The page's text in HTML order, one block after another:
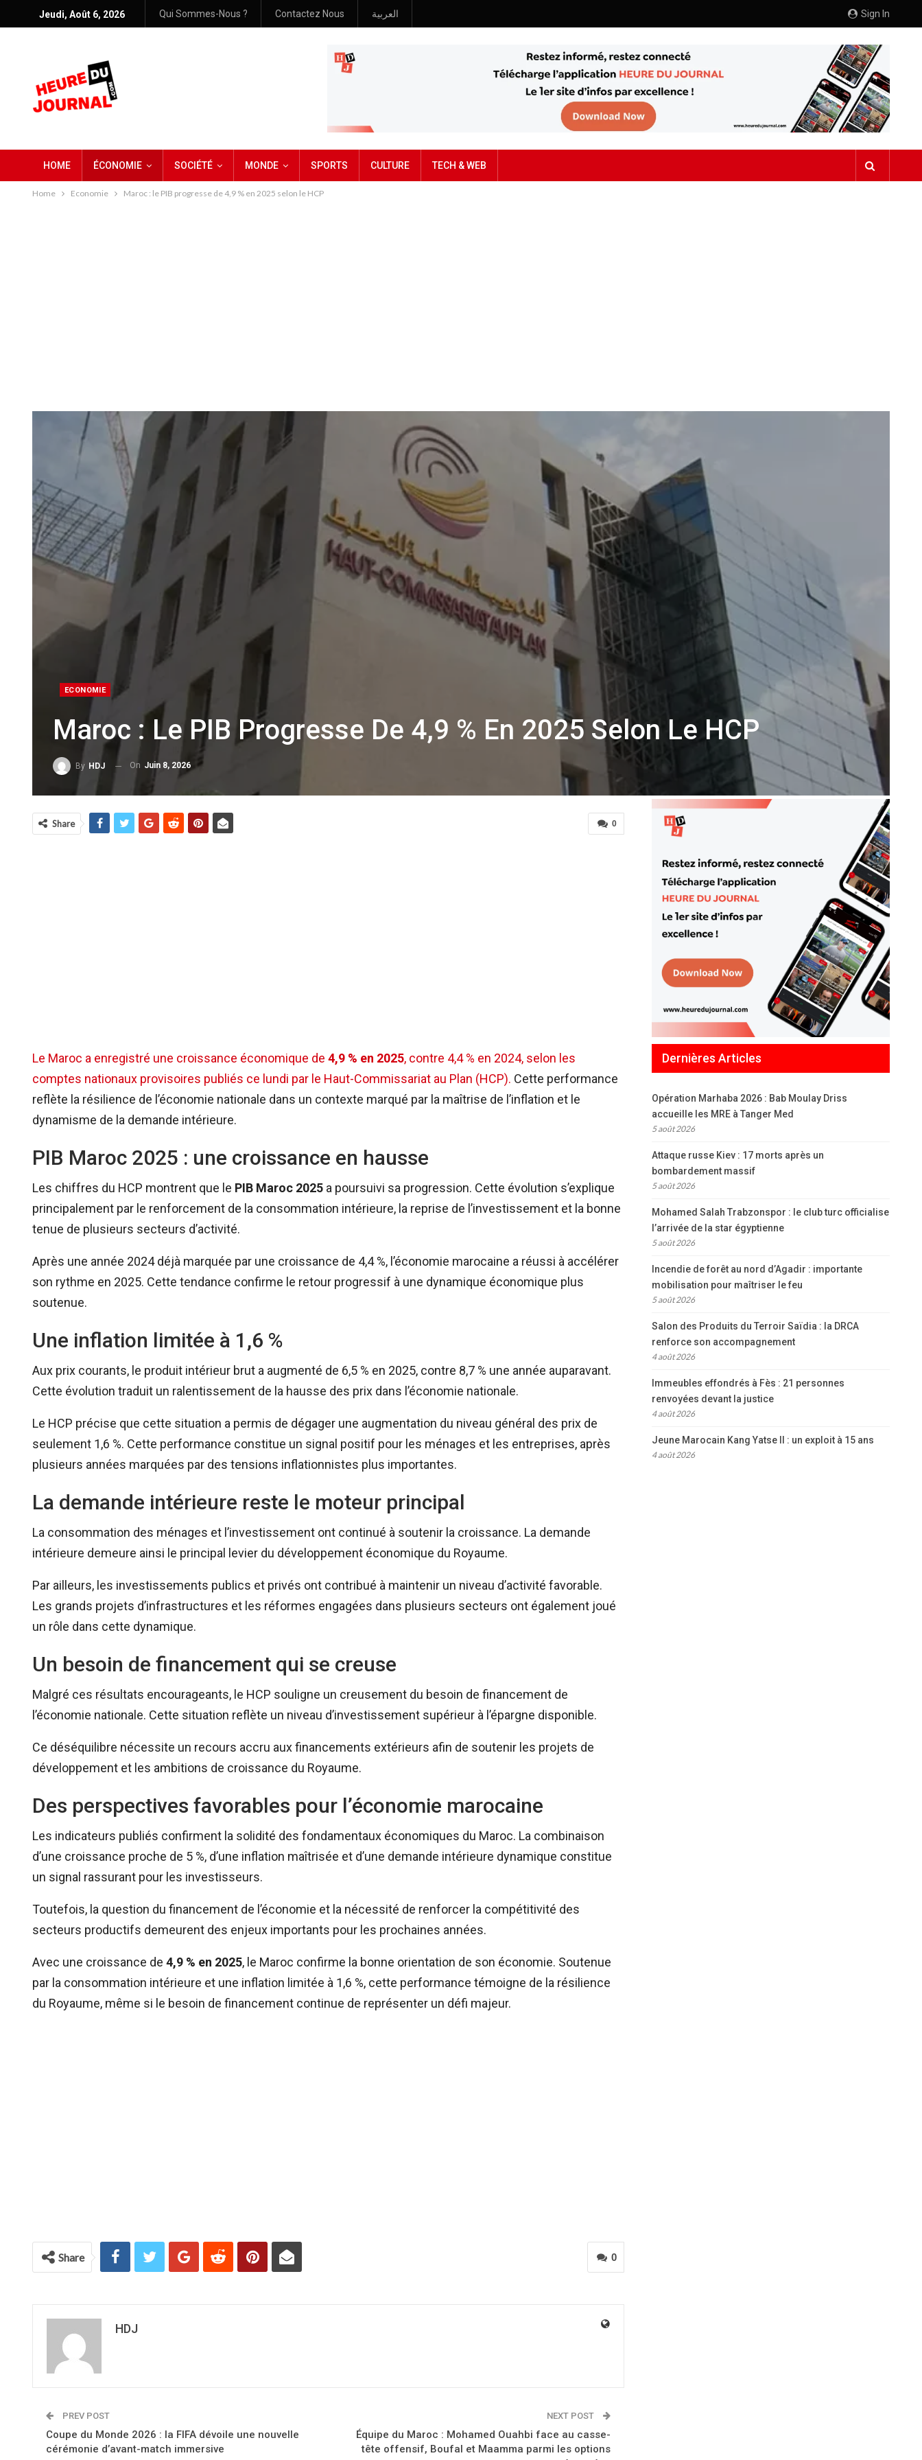
Sign In
Jeudi, Août 6, 2026 Qui Sommes-Nous ? Contactez Nous العربية
HOME ÉCONOMIE SOCIÉTÉ MONDE SPORTS CULTURE TECH & WEB
Home Economie Maroc : le PIB progresse de 4,9 % en 2025 selon le HCP
ECONOMIE
Maroc : Le PIB Progresse De 4,9 % En 2025 Selon Le HCP
By HDJ On Juin 8, 2026
0
Share
Le Maroc a enregistré une croissance économique de 4,9 % en 2025, contre 4,4 % en 2024, selon les
comptes nationaux provisoires publiés ce lundi par le Haut-Commissariat au Plan (HCP). Cette performance
reflète la résilience de l’économie nationale dans un contexte marqué par la maîtrise de l’inflation et le
dynamisme de la demande intérieure.
PIB Maroc 2025 : une croissance en hausse
Les chiffres du HCP montrent que le PIB Maroc 2025 a poursuivi sa progression. Cette évolution s’explique
principalement par le renforcement de la consommation intérieure, la reprise de l’investissement et la bonne
tenue de plusieurs secteurs d’activité.
Après une année 2024 déjà marquée par une croissance de 4,4 %, l’économie marocaine a réussi à accélérer
son rythme en 2025. Cette tendance confirme le retour progressif à une dynamique économique plus
soutenue.
Une inflation limitée à 1,6 %
Aux prix courants, le produit intérieur brut a augmenté de 6,5 % en 2025, contre 8,7 % une année auparavant.
Cette évolution traduit un ralentissement de la hausse des prix dans l’économie nationale.
Le HCP précise que cette situation a permis de dégager une augmentation du niveau général des prix de
seulement 1,6 %. Cette performance constitue un signal positif pour les ménages et les entreprises, après
plusieurs années marquées par des tensions inflationnistes plus importantes.
La demande intérieure reste le moteur principal
La consommation des ménages et l’investissement ont continué à soutenir la croissance. La demande
intérieure demeure ainsi le principal levier du développement économique du Royaume.
Par ailleurs, les investissements publics et privés ont contribué à maintenir un niveau d’activité favorable.
Les grands projets d’infrastructures et les réformes engagées dans plusieurs secteurs ont également joué
un rôle dans cette dynamique.
Un besoin de financement qui se creuse
Malgré ces résultats encourageants, le HCP souligne un creusement du besoin de financement de
l’économie nationale. Cette situation reflète un niveau d’investissement supérieur à l’épargne disponible.
Ce déséquilibre nécessite un recours accru aux financements extérieurs afin de soutenir les projets de
développement et les ambitions de croissance du Royaume.
Des perspectives favorables pour l’économie marocaine
Les indicateurs publiés confirment la solidité des fondamentaux économiques du Maroc. La combinaison
d’une croissance proche de 5 %, d’une inflation maîtrisée et d’une demande intérieure dynamique constitue
un signal rassurant pour les investisseurs.
Toutefois, la question du financement de l’économie et la nécessité de renforcer la compétitivité des
secteurs productifs demeurent des enjeux importants pour les prochaines années.
Avec une croissance de 4,9 % en 2025, le Maroc confirme la bonne orientation de son économie. Soutenue
par la consommation intérieure et une inflation limitée à 1,6 %, cette performance témoigne de la résilience
du Royaume, même si le besoin de financement continue de représenter un défi majeur.
0
Share
HDJ
PREV POST
Coupe du Monde 2026 : la FIFA dévoile une nouvelle
cérémonie d’avant-match immersive
NEXT POST
Équipe du Maroc : Mohamed Ouahbi face au casse-
tête offensif, Boufal et Maamma parmi les options
Dernières Articles
Opération Marhaba 2026 : Bab Moulay Driss
accueille les MRE à Tanger Med
5 août 2026
Attaque russe Kiev : 17 morts après un
bombardement massif
5 août 2026
Mohamed Salah Trabzonspor : le club turc officialise
l’arrivée de la star égyptienne
5 août 2026
Incendie de forêt au nord d’Agadir : importante
mobilisation pour maîtriser le feu
5 août 2026
Salon des Produits du Terroir Saïdia : la DRCA
renforce son accompagnement
4 août 2026
Immeubles effondrés à Fès : 21 personnes
renvoyées devant la justice
4 août 2026
Jeune Marocain Kang Yatse II : un exploit à 15 ans
4 août 2026